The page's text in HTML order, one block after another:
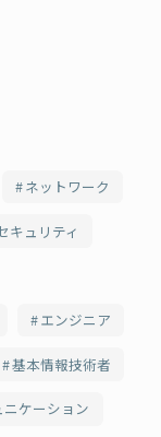
ネットワーク
キュリティ
エンジニア
基本情報技術者
ニケーション